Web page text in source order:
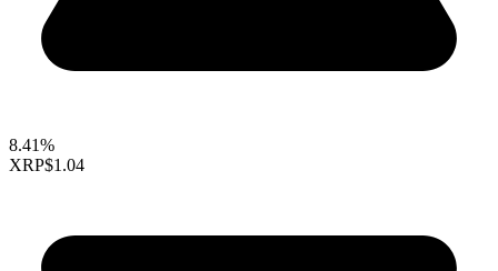
8.41%
XRP$1.04